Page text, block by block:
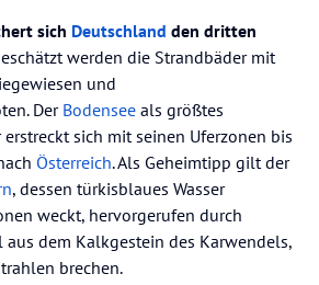
sich Deutschland den dritten
werden die Strandbäder mit
und
Der Bodensee als größtes
erstreckt sich mit seinen Uferzonen bis
Österreich. Als Geheimtipp gilt der
, dessen türkisblaues Wasser
weckt, hervorgerufen durch
dem Kalkgestein des Karwendels,
brechen.